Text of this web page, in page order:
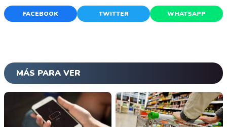
FACEBOOK TWITTER WHATSAPP
MÁS PARA VER